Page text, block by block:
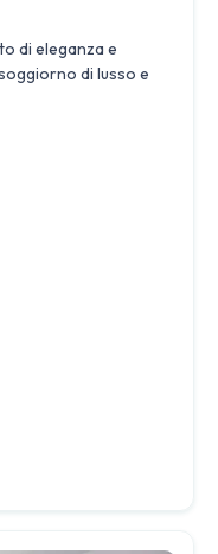
di eleganza e
di lusso e